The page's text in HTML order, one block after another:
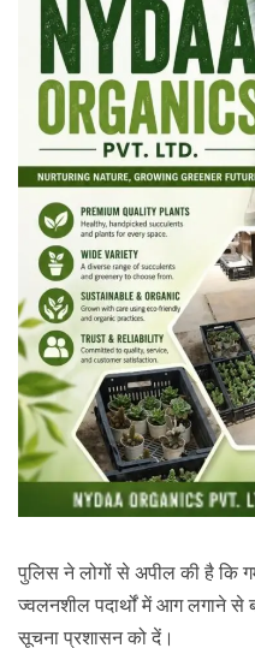
पुलिस ने लोगों से अपील की है कि
ज्वलनशील पदार्थों में आग लगाने
सूचना प्रशासन को दें।